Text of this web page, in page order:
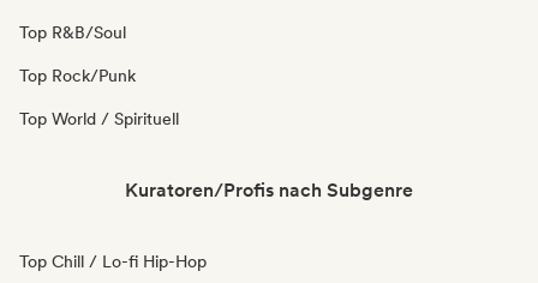
Top R&B/Soul
Top Rock/Punk
Top World / Spirituell
Kuratoren/Profis nach Subgenre
Top Chill / Lo-fi Hip-Hop